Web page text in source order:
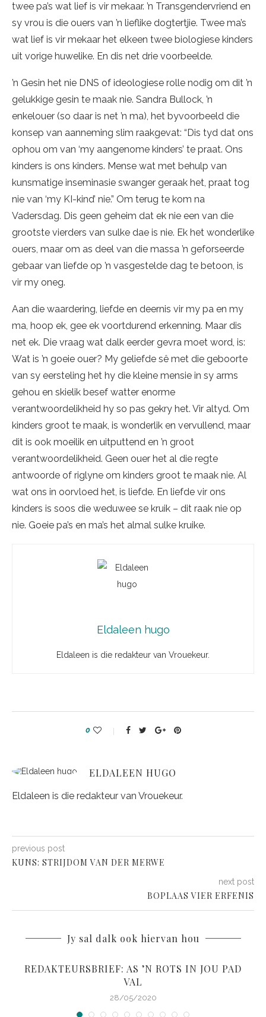
twee pa’s wat lief is vir mekaar. ’n Transgendervriend en
sy vrou is die ouers van ’n lieflike dogtertjie. Twee ma’s
wat lief is vir mekaar het elkeen twee biologiese kinders
uit vorige huwelike. En dis net drie voorbeelde.
’n Gesin het nie DNS of ideologiese rolle nodig om dit ’n
gelukkige gesin te maak nie. Sandra Bullock, ’n
enkelouer (so daar is net ’n ma), het byvoorbeeld die
konsep van aanneming slim raakgevat: “Dis tyd dat ons
ophou om van ‘my aangenome kinders’ te praat. Ons
kinders is ons kinders. Mense wat met behulp van
kunsmatige inseminasie swanger geraak het, praat tog
nie van ‘my KI-kind’ nie.” Om terug te kom na
Vadersdag. Dis geen geheim dat ek nie een van die
grootste vierders van sulke dae is nie. Ek het wonderlike
ouers, maar om as deel van die massa ’n geforseerde
gebaar van liefde op ’n vasgestelde dag te betoon, is
vir my oneg.
Aan die waardering, liefde en deernis vir my pa en my
ma, hoop ek, gee ek voortdurend erkenning. Maar dis
net ek. Die vraag wat dalk eerder gevra moet word, is:
Wat is ’n goeie ouer? My geliefde sê met die geboorte
van sy eersteling het hy die kleine mensie in sy arms
gehou en skielik besef watter enorme
verantwoordelikheid hy so pas gekry het. Vir altyd. Om
kinders groot te maak, is wonderlik en vervullend, maar
dit is ook moeilik en uitputtend en ’n groot
verantwoordelikheid. Geen ouer het al die regte
antwoorde of riglyne om kinders groot te maak nie. Al
wat ons in oorvloed het, is liefde. En liefde vir ons
kinders is soos die weduwee se kruik – dit raak nie op
nie. Goeie pa’s en ma’s het almal sulke kruike.
Eldaleen hugo
Eldaleen is die redakteur van Vrouekeur.
0
ELDALEEN HUGO
Eldaleen is die redakteur van Vrouekeur.
previous post
KUNS: STRIJDOM VAN DER MERWE
next post
BOPLAAS VIER ERFENIS
Jy sal dalk ook hiervan hou
REDAKTEURSBRIEF: AS ’N ROTS IN JOU PAD
VAL
28/05/2020